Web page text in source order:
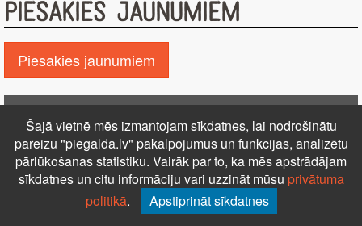
PIESAKIES JAUNUMIEM
Piesakies jaunumiem
Kontakti Reklāma Par mums
Autortiesības
PRIVĀTUMA POLITIKA
NOTEIKUMI – DISTANCES
LĪGUMS
Uz augšu ↑
© 2026 Visas tiesības aizsargātas
Šajā vietnē mēs izmantojam sīkdatnes, lai nodrošinātu
pareizu "piegalda.lv" pakalpojumus un funkcijas, analizētu
pārlūkošanas statistiku. Vairāk par to, ka mēs apstrādājam
sīkdatnes un citu informāciju vari uzzināt mūsu privātuma
politikā. Apstiprināt sīkdatnes